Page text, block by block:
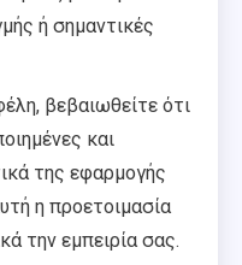
ή σημαντικές
βεβαιωθείτε ότι
και
της εφαρμογής
η προετοιμασία
την εμπειρία σας.